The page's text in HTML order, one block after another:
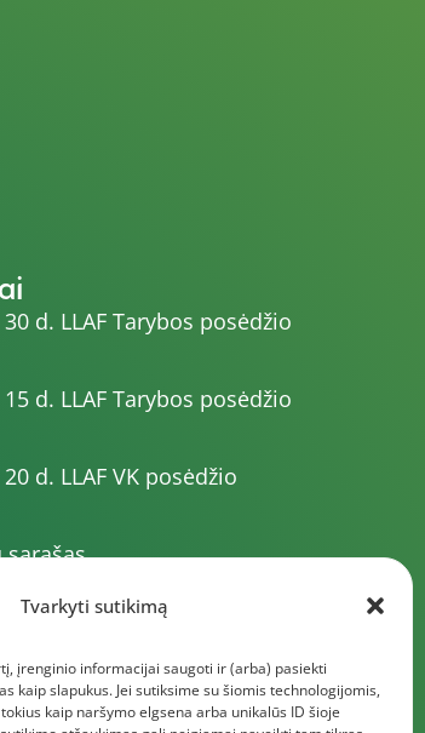
Tvarkyti sutikimą
įrenginio informacijai saugoti ir (arba) pasiekti
kaip slapukus. Jei sutiksime su šiomis technologijomis,
kaip naršymo elgsena arba unikalūs ID šioje
d. LLAF Tarybos posėdžio
d. LLAF Tarybos posėdžio
d. LLAF VK posėdžio
kalendorius